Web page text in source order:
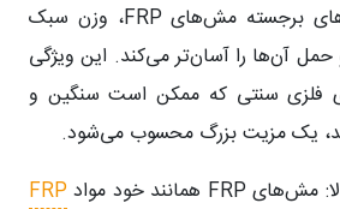
یکی از ویژگی‌های برجسته مش‌های FRP، وزن سبک
آن‌ها را آسان‌تر می‌کند. این ویژگی
فلزی سنتی که ممکن است سنگین و
یک مزیت بزرگ محسوب می‌شود.
مش‌های FRP همانند خود مواد
FRP